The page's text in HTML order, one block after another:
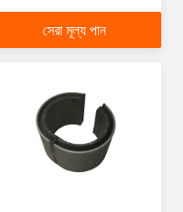
সেরা মূল্য পান